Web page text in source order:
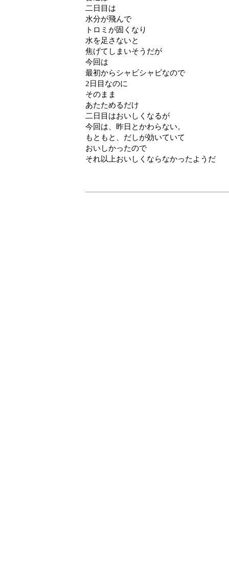
二日目は
水分が飛んで
トロミが固くなり
水を足さないと
焦げてしまいそうだが
今回は
最初からシャビシャビなので
2日目なのに
そのまま
あたためるだけ
二日目はおいしくなるが
今回は、昨日とかわらない。
もともと、だしが効いていて
おいしかったので
それ以上おいしくならなかったようだ